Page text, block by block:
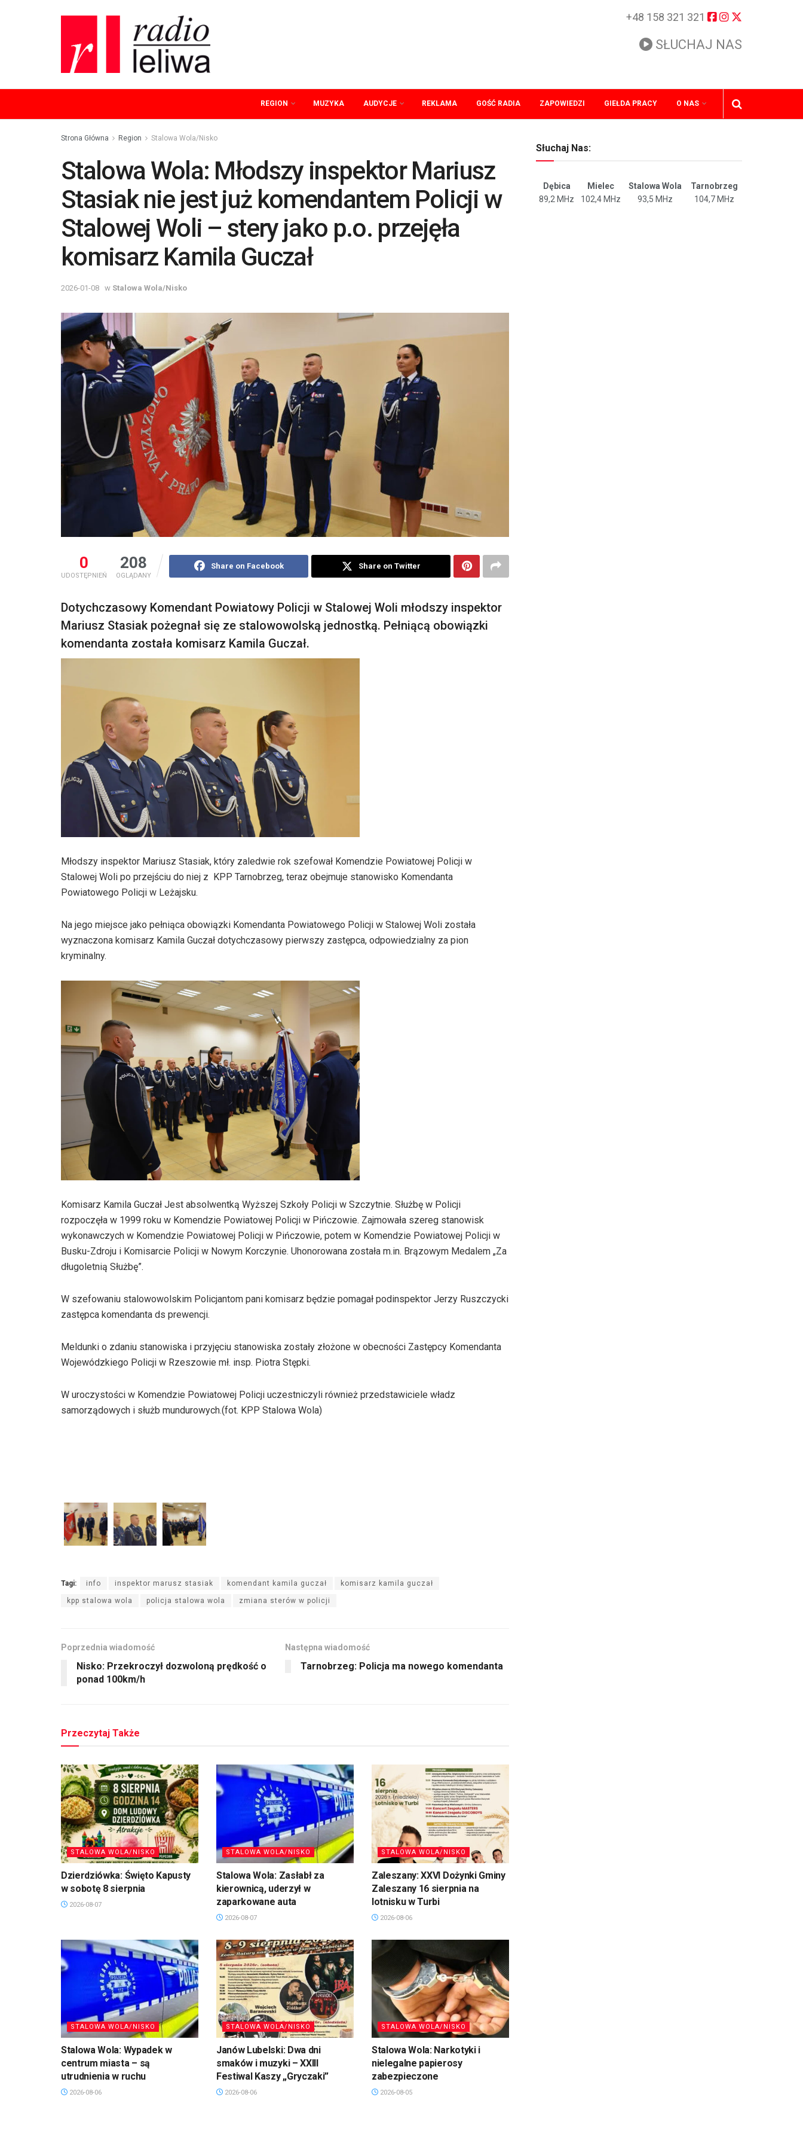
+48 158 321 321
SŁUCHAJ NAS
REGION MUZYKA AUDYCJE REKLAMA GOŚĆ RADIA ZAPOWIEDZI GIEŁDA PRACY O NAS
Strona Główna Region Stalowa Wola/Nisko
Stalowa Wola: Młodszy inspektor Mariusz
Stasiak nie jest już komendantem Policji w
Stalowej Woli – stery jako p.o. przejęła
komisarz Kamila Guczał
2026-01-08 w Stalowa Wola/Nisko
0
UDOSTĘPNIEŃ
208
OGLĄDANY
Share on Facebook Share on Twitter
Dotychczasowy Komendant Powiatowy Policji w Stalowej Woli młodszy inspektor
Mariusz Stasiak pożegnał się ze stalowowolską jednostką. Pełniącą obowiązki
komendanta została komisarz Kamila Guczał.
Młodszy inspektor Mariusz Stasiak, który zaledwie rok szefował Komendzie Powiatowej Policji w
Stalowej Woli po przejściu do niej z KPP Tarnobrzeg, teraz obejmuje stanowisko Komendanta
Powiatowego Policji w Leżajsku.
Na jego miejsce jako pełniąca obowiązki Komendanta Powiatowego Policji w Stalowej Woli została
wyznaczona komisarz Kamila Guczał dotychczasowy pierwszy zastępca, odpowiedzialny za pion
kryminalny.
Komisarz Kamila Guczał Jest absolwentką Wyższej Szkoły Policji w Szczytnie. Służbę w Policji
rozpoczęła w 1999 roku w Komendzie Powiatowej Policji w Pińczowie. Zajmowała szereg stanowisk
wykonawczych w Komendzie Powiatowej Policji w Pińczowie, potem w Komendzie Powiatowej Policji w
Busku-Zdroju i Komisarcie Policji w Nowym Korczynie. Uhonorowana została m.in. Brązowym Medalem „Za
długoletnią Służbę”.
W szefowaniu stalowowolskim Policjantom pani komisarz będzie pomagał podinspektor Jerzy Ruszczycki
zastępca komendanta ds prewencji.
Meldunki o zdaniu stanowiska i przyjęciu stanowiska zostały złożone w obecności Zastępcy Komendanta
Wojewódzkiego Policji w Rzeszowie mł. insp. Piotra Stępki.
W uroczystości w Komendzie Powiatowej Policji uczestniczyli również przedstawiciele władz
samorządowych i służb mundurowych.(fot. KPP Stalowa Wola)
Tagi: info inspektor marusz stasiak komendant kamila guczał komisarz kamila guczał
kpp stalowa wola policja stalowa wola zmiana sterów w policji
Poprzednia wiadomość
Nisko: Przekroczył dozwoloną prędkość o
ponad 100km/h
Następna wiadomość
Tarnobrzeg: Policja ma nowego komendanta
Przeczytaj Także
STALOWA WOLA/NISKO
Dzierdziówka: Święto Kapusty
w sobotę 8 sierpnia
2026-08-07
STALOWA WOLA/NISKO
Stalowa Wola: Zasłabł za
kierownicą, uderzył w
zaparkowane auta
2026-08-07
STALOWA WOLA/NISKO
Zaleszany: XXVI Dożynki Gminy
Zaleszany 16 sierpnia na
lotnisku w Turbi
2026-08-06
STALOWA WOLA/NISKO
Stalowa Wola: Wypadek w
centrum miasta – są
utrudnienia w ruchu
2026-08-06
STALOWA WOLA/NISKO
Janów Lubelski: Dwa dni
smaków i muzyki – XXIII
Festiwal Kaszy „Gryczaki”
2026-08-06
STALOWA WOLA/NISKO
Stalowa Wola: Narkotyki i
nielegalne papierosy
zabezpieczone
2026-08-05
Słuchaj Nas:
Dębica Mielec Stalowa Wola
Tarnobrzeg
89,2 MHz
102,4 MHz 93,5 MHz 104,7 MHz